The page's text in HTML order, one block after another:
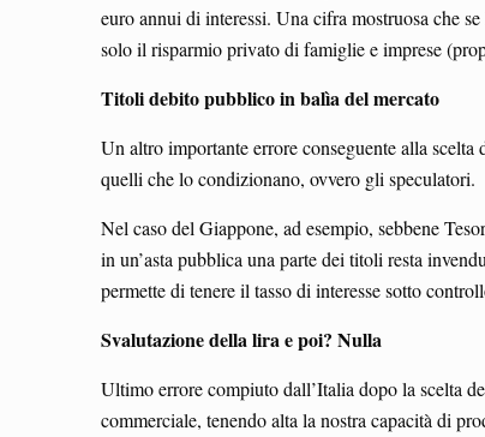
euro annui di interessi. Una cifra mostruosa che
solo il risparmio privato di famiglie e imprese
Titoli debito pubblico in balìa del mercato
Un altro importante errore conseguente alla
quelli che lo condizionano, ovvero gli speculatori.
Nel caso del Giappone, ad esempio, sebbene
in un’asta pubblica una parte dei titoli resta
permette di tenere il tasso di interesse sotto
Svalutazione della lira e poi? Nulla
Ultimo errore compiuto dall’Italia dopo la scelta
commerciale, tenendo alta la nostra capacità di